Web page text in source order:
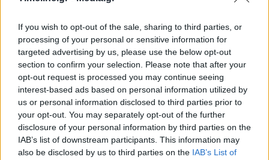
If you wish to opt-out of the sale, sharing to third parties, or
processing of your personal or sensitive information for
targeted advertising by us, please use the below opt-out
section to confirm your selection. Please note that after your
opt-out request is processed you may continue seeing
interest-based ads based on personal information utilized by
us or personal information disclosed to third parties prior to
your opt-out. You may separately opt-out of the further
disclosure of your personal information by third parties on the
IAB’s list of downstream participants. This information may
also be disclosed by us to third parties on the IAB’s List of
Σίσες Μυλοποτάμου –
Ισχυρή δύναμη της
πυροσβεστικής στο
σημείο
απαγόρευσης για το
fracking και θα επιδιώξει
την μείωση της
μετανάστευσης
Μπορεί επίσης να σε ενδιαφέρει
ΠΥΡΟΣΒΕΣΤΙΚΉ ΠΥΡΟΣΒΕΣΤΙΚΉ